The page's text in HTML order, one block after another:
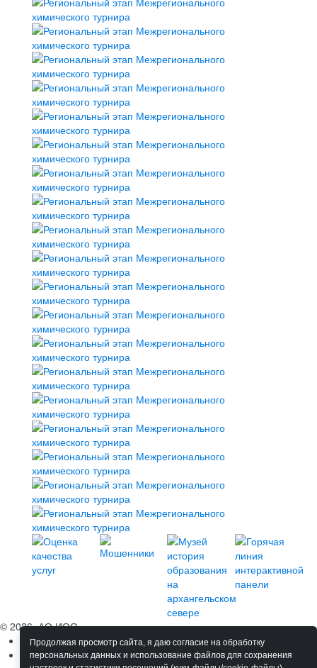
© 2026, АО ИОО
Сведения об ОО
Обучение
Продолжая просмотр сайта, я даю согласие на обработку
персональных данных и использование файлов для сохранения